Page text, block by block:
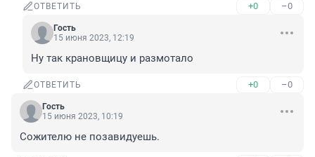
ОТВЕТИТЬ +0 –0
Гость
15 июня 2023, 12:19
Ну так крановщицу и размотало
ОТВЕТИТЬ +0 –0
Гость
15 июня 2023, 10:19
Сожителю не позавидуешь.